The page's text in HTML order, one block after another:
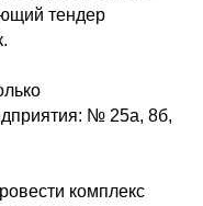
тендер
№ 25а, 8б,
комплекс